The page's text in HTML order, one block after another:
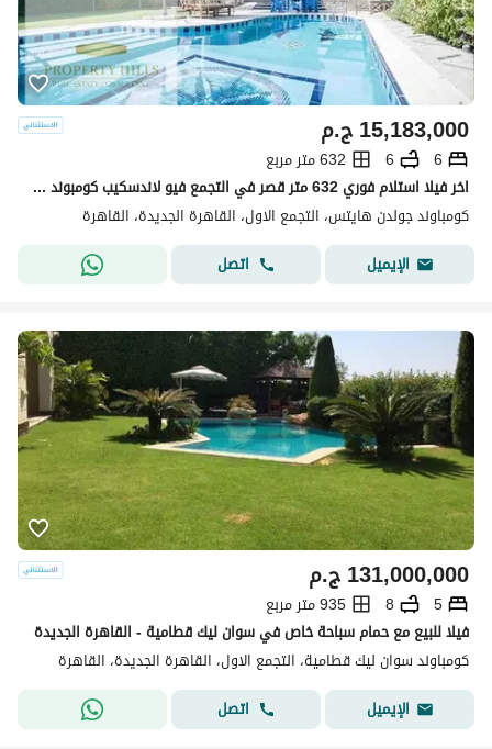
ج.م15,183,000
6
6
632 متر مربع
اخر فيلا استلام فوري 632 متر قصر في التجمع فيو لاندسكيب كومبوند فيلات فقط امام بوابه الرحاب
كومباوند جولدن هايتس، التجمع الاول، القاهرة الجديدة، القاهرة
الإيميل
اتصل
ج.م131,000,000
5
8
935 متر مربع
فيلا للبيع مع حمام سباحة خاص في سوان ليك قطامية - القاهرة الجديدة
كومباوند سوان ليك قطامية، التجمع الاول، القاهرة الجديدة، القاهرة
الإيميل
اتصل